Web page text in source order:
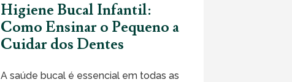
Higiene Bucal Infantil:
Como Ensinar o Pequeno a
Cuidar dos Dentes
A saúde bucal é essencial em todas as